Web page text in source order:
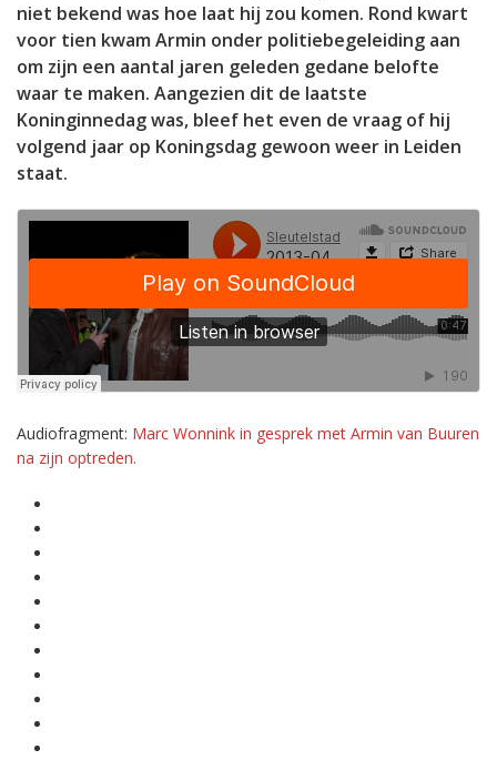
niet bekend was hoe laat hij zou komen. Rond kwart
voor tien kwam Armin onder politiebegeleiding aan
om zijn een aantal jaren geleden gedane belofte
waar te maken. Aangezien dit de laatste
Koninginnedag was, bleef het even de vraag of hij
volgend jaar op Koningsdag gewoon weer in Leiden
staat.
Audiofragment: Marc Wonnink in gesprek met Armin van Buuren
na zijn optreden.